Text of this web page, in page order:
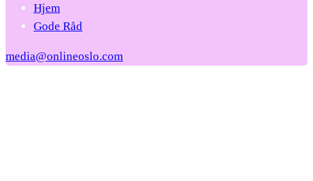
Hjem
Gode Råd
media@onlineoslo.com